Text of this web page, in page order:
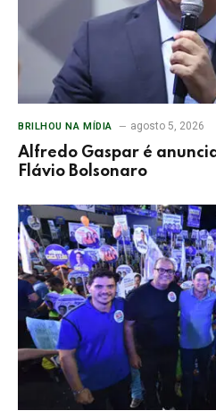
BRILHOU NA MÍDIA agosto 5, 2026
Alfredo Gaspar é
Flávio Bolsonaro